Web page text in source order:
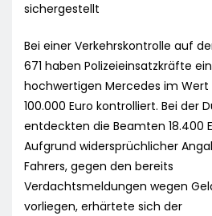
sichergestellt
Bei einer Verkehrskontrolle auf
671 haben Polizeieinsatzkräfte
hochwertigen Mercedes im Wert
100.000 Euro kontrolliert. Bei der
entdeckten die Beamten 18.400
Aufgrund widersprüchlicher
Fahrers, gegen den bereits
Verdachtsmeldungen wegen
vorliegen, erhärtete sich der